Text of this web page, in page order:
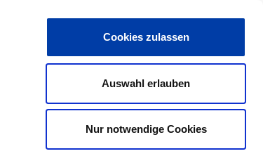
Cookies zulassen
Auswahl erlauben
Nur notwendige Cookies